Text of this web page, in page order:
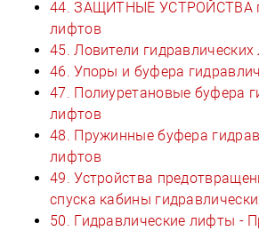
44. ЗАЩИТНЫЕ УСТРОЙСТВА
лифтов
45. Ловители
46. Упоры и буфера
47. Полиуретановые буфера
лифтов
48. Пружинные буфера
лифтов
49. Устройства
спуска кабины
50. Гидравлические лифты -